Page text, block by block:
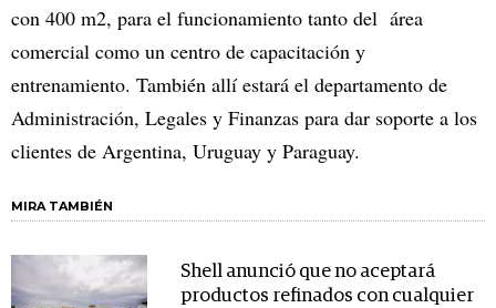
con 400 m2, para el funcionamiento tanto del área
comercial como un centro de capacitación y
entrenamiento. También allí estará el departamento de
Administración, Legales y Finanzas para dar soporte a los
clientes de Argentina, Uruguay y Paraguay.
MIRA TAMBIÉN
Shell anunció que no aceptará
productos refinados con cualquier